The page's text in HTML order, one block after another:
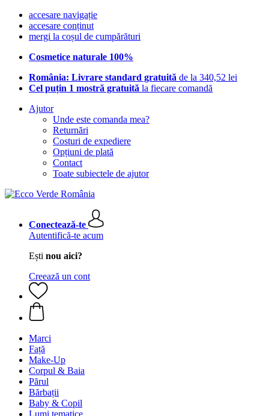
accesare navigație
accesare conținut
mergi la coșul de cumpărături
Cosmetice naturale 100%
România: Livrare standard gratuită de la 340,52 lei
Cel puțin 1 mostră gratuită la fiecare comandă
Ajutor
Unde este comanda mea?
Returnări
Costuri de expediere
Opțiuni de plată
Contact
Toate subiectele de ajutor
Conectează-te
Autentifică-te acum
Ești nou aici?
Creează un cont
Marci
Față
Make-Up
Corpul & Baia
Părul
Bărbații
Baby & Copil
Lumi tematice